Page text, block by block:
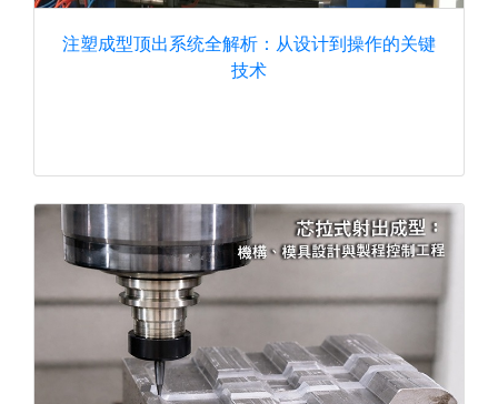
注塑成型顶出系统全解析：从设计到操作的关键
技术